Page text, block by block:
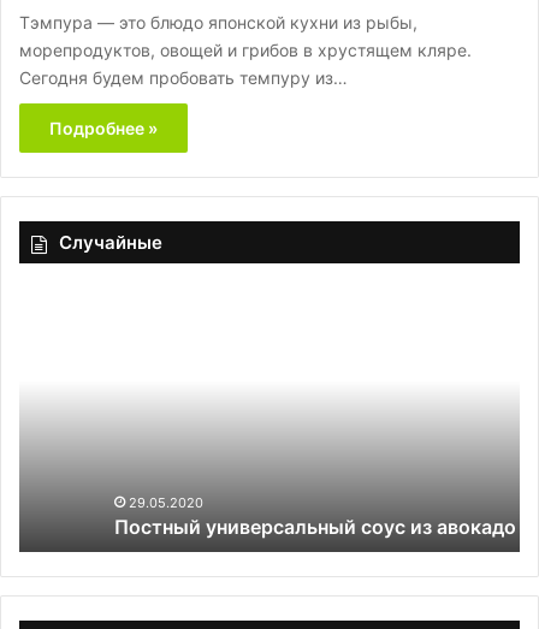
Тэмпура — это блюдо японской кухни из рыбы,
морепродуктов, овощей и грибов в хрустящем кляре.
Сегодня будем пробовать темпуру из…
Подробнее »
Случайные
29.05.2020
Постный универсальный соус из авокадо